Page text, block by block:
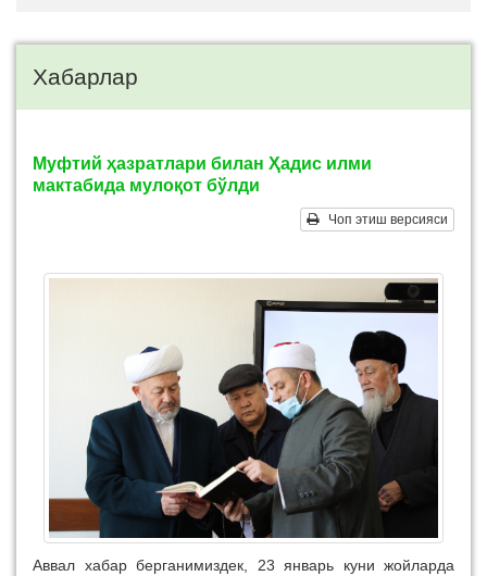
Хабарлар
Муфтий ҳазратлари билан Ҳадис илми
мактабида мулоқот бўлди
Чоп этиш версияси
Аввал хабар берганимиздек, 23 январь куни жойларда